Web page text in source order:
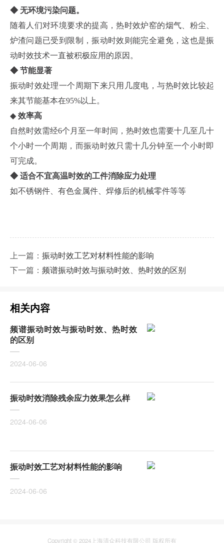
◆ 无环境污染问题。
随着人们对环境要求的提高，热时效炉窑的烟气、粉尘、
炉渣问题已受到限制，振动时效则能完全避免，这也是振
动时效技术一直被积极应用的原因。
◆ 节能显著
振动时效处理一个周期下来只用几度电，与热时效比较起
来其节能基本在95%以上。
◆ 效率高
自然时效需经6个月至一年时间，热时效也需要十几至几十
个小时一个周期，而振动时效只需十几分钟至一个小时即
可完成。
◆ 适合不宜高温时效的工件消除应力处理
如不锈钢件、有色金属件、焊修后的机械零件等等
上一篇： 振动时效工艺对材料性能的影响
下一篇： 频谱振动时效与振动时效、热时效的区别
相关内容
频谱振动时效与振动时效、热时效
的区别
2024-06-06
振动时效消除残余应力效果怎么样
2024-06-06
振动时效工艺对材料性能的影响
2024-06-06
Copyright © 2024上海清众科技有限公司 版权所有